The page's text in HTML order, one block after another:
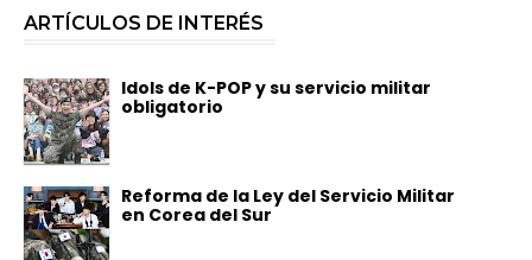
ARTÍCULOS DE INTERÉS
Idols de K-POP y su servicio militar
obligatorio
Reforma de la Ley del Servicio Militar
en Corea del Sur